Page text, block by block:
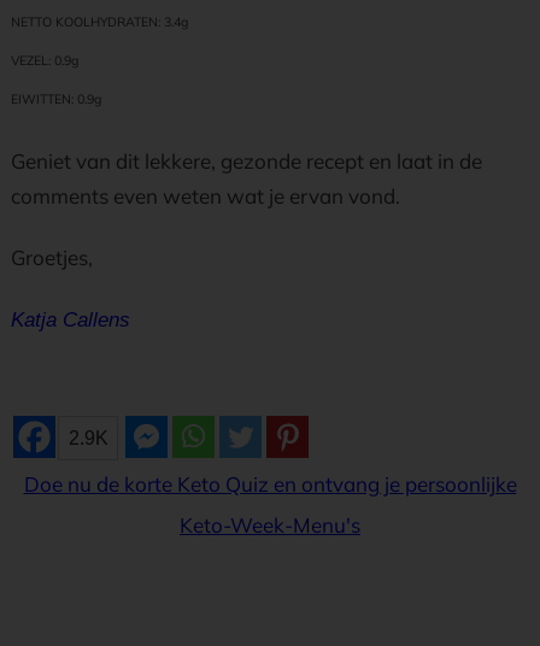
NETTO KOOLHYDRATEN: 3.4g
VEZEL: 0.9g
EIWITTEN: 0.9g
Geniet van dit lekkere, gezonde recept en laat in de
comments even weten wat je ervan vond.
Groetjes,
Katja Callens
2.9K
Doe nu de korte Keto Quiz en ontvang je persoonlijke
Keto-Week-Menu's